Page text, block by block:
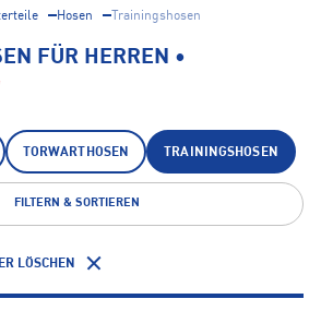
Hosen Trainingshosen
FÜR HERREN •
TORWARTHOSEN TRAININGSHOSEN
FILTERN & SORTIEREN
LÖSCHEN